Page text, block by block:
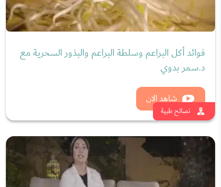
نصائح طبية
التخلص من سموم الجسم بتحفيز قاع القدم مع
د.سمر بدوي
شاهد الان